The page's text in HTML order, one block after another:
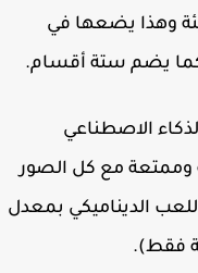
وهذا يضعها في
يضم ستة أقسام.
الاصطناعي
مع كل الصور
الديناميكي بمعدل